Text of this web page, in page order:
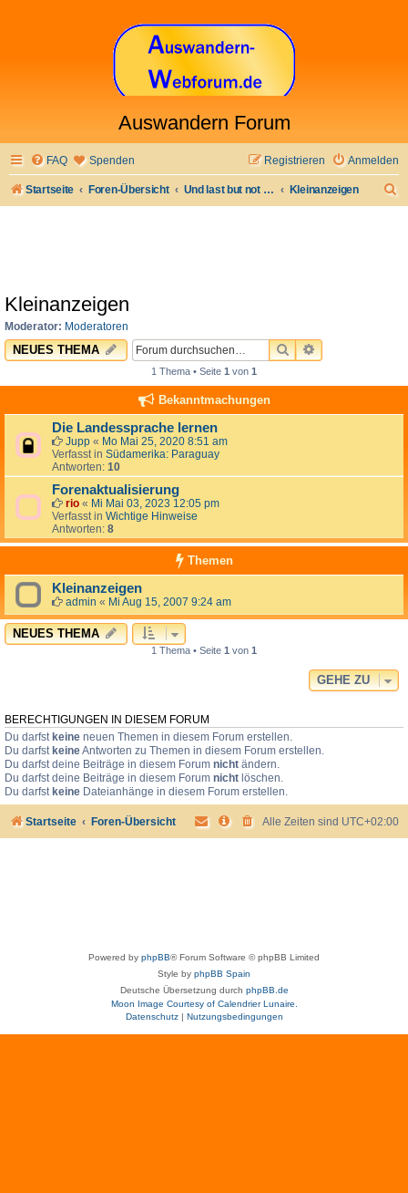
Auswandern Forum
FAQ Spenden Anmelden
Registrieren
Startseite Foren-Übersicht Und last but not least Kleinanzeigen
Kleinanzeigen
Moderator: Moderatoren
NEUES THEMA SUCHEERWEITERTE
1 Thema • Seite 1 von 1
Bekanntmachungen
Die Landessprache lernen
Jupp « Mo Mai 25, 2020 8:51 am
Verfasst in Südamerika: Paraguay
Antworten: 10
Forenaktualisierung
rio « Mi Mai 03, 2023 12:05 pm
Verfasst in Wichtige Hinweise
Antworten: 8
Themen
Kleinanzeigen
admin « Mi Aug 15, 2007 9:24 am
NEUES THEMA
1 Thema • Seite 1 von 1
GEHE ZU
BERECHTIGUNGEN IN DIESEM FORUM
Du darfst keine neuen Themen in diesem Forum erstellen.
Du darfst keineAntworten zu Themen in diesem Forum erstellen.
Du darfst deine Beiträge in diesem Forum nicht ändern.
Du darfst deine Beiträge in diesem Forum nicht löschen.
Du darfst keine Dateianhänge in diesem Forum erstellen.
Startseite Foren-Übersicht Alle Zeiten sind UTC+02:00
Powered by phpBB® Forum Software © phpBB Limited
Style by phpBB Spain
Deutsche Übersetzung durch phpBB.de
Moon Image Courtesy of Calendrier Lunaire.
Datenschutz| Nutzungsbedingungen